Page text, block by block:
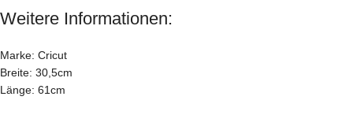
Weitere Informationen:
Marke: Cricut
Breite: 30,5cm
Länge: 61cm